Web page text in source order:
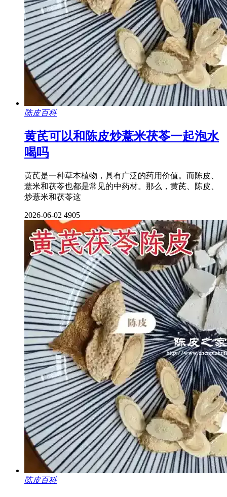
陈皮百科
黄芪可以和陈皮炒薏米茯苓一起泡水
喝吗
黄芪是一种草本植物，具有广泛的药用价值。而陈皮、
薏米和茯苓也都是常见的中药材。那么，黄芪、陈皮、
炒薏米和茯苓这
2026-06-02 4905
陈皮百科